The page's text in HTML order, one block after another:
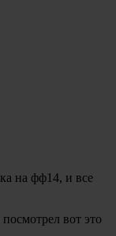
на фф14, и все
вот это